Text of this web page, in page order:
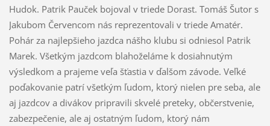
Hudok. Patrik Pauček bojoval v triede Dorast. Tomáš Šutor s
Jakubom Červencom nás reprezentovali v triede Amatér.
Pohár za najlepšieho jazdca nášho klubu si odniesol Patrik
Marek. Všetkým jazdcom blahoželáme k dosiahnutým
výsledkom a prajeme veľa šťastia v ďalšom závode. Veľké
poďakovanie patrí všetkým ľudom, ktorý nielen pre seba, ale
aj jazdcov a divákov pripravili skvelé preteky, občerstvenie,
zabezpečenie, ale aj ostatným ľudom, ktorý nám